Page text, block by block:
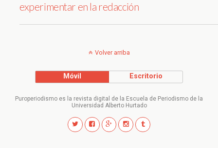
experimentar en la redacción
Volver arriba
Móvil Escritorio
Puroperiodismo es la revista digital de la Escuela de Periodismo de la
Universidad Alberto Hurtado